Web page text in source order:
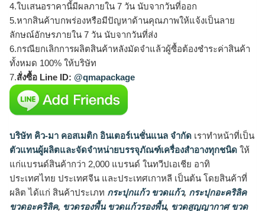
4.ใบเสนอราคานี้มีผลภายใน 7 วัน นับจากวันที่ออก
5.หากสินค้าบกพร่องหรือมีปัญหาด้านคุณภาพให้แจ้งเป็นลาย
ลักษณ์อักษรภายใน 7 วัน นับจากวันที่ส่ง
6.กรณียกเลิกการผลิตสินค้าหลังมัดจำแล้วผู้ซื้อต้องชำระค่าสินค้า
ทั้งหมด 100% ให้บริษัท
7.สั่งซื้อ Line ID: @qmapackage
บริษัท คิว-มา คอสเมติก อินเตอร์เนชั่นแนล จำกัด เราทำหน้าที่เป็น
ตัวแทนผู้ผลิตและจัดจำหน่ายบรรจุภัณฑ์เครื่องสำอางทุกชนิด ให้
แก่แบรนด์สินค้ากว่า 2,000 แบรนด์ ในทวีปเอเชีย อาทิ
ประเทศไทย ประเทศจีน และประเทศเกาหลี เป็นต้น โดยสินค้าที่
ผลิต ได้แก่ สินค้าประเภท กระปุกแก้ว ขวดแก้ว, กระปุกอะคริลิค
ขวดอะคริลิค, ขวดรองพื้น ขวดแก้วรองพื้น, ขวดสูญญากาศ ขวด